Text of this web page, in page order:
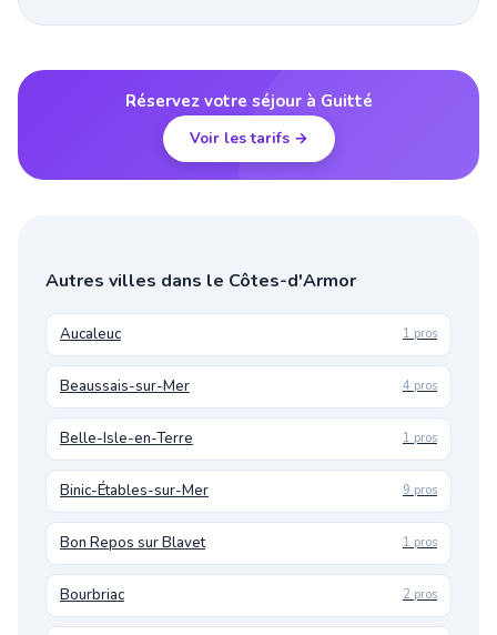
Réservez votre séjour à Guitté
Voir les tarifs →
Autres villes dans le Côtes-d'Armor
Aucaleuc 1 pros
Beaussais-sur-Mer 4 pros
Belle-Isle-en-Terre 1 pros
Binic-Étables-sur-Mer 9 pros
Bon Repos sur Blavet 1 pros
Bourbriac 2 pros